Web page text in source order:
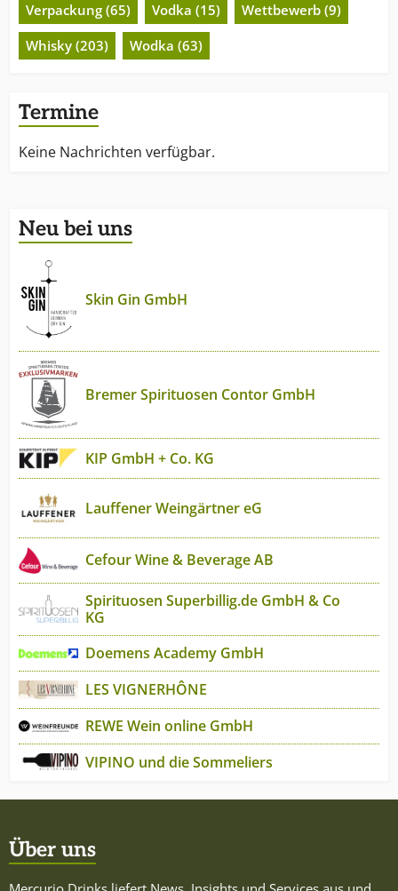
Verpackung (65)
Vodka (15)
Wettbewerb (9)
Whisky (203)
Wodka (63)
Termine
Keine Nachrichten verfügbar.
Neu bei uns
Skin Gin GmbH
Bremer Spirituosen Contor GmbH
KIP GmbH + Co. KG
Lauffener Weingärtner eG
Cefour Wine & Beverage AB
Spirituosen Superbillig.de GmbH & Co
KG
Doemens Academy GmbH
LES VIGNERHÔNE
REWE Wein online GmbH
VIPINO und die Sommeliers
Über uns